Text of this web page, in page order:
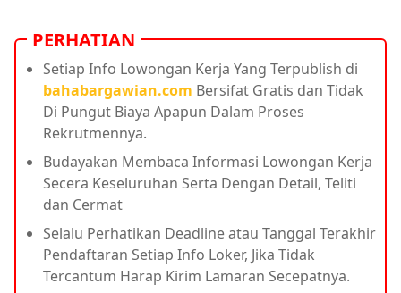
PERHATIAN
Setiap Info Lowongan Kerja Yang Terpublish di
bahabargawian.com Bersifat Gratis dan Tidak
Di Pungut Biaya Apapun Dalam Proses
Rekrutmennya.
Budayakan Membaca Informasi Lowongan Kerja
Secera Keseluruhan Serta Dengan Detail, Teliti
dan Cermat
Selalu Perhatikan Deadline atau Tanggal Terakhir
Pendaftaran Setiap Info Loker, Jika Tidak
Tercantum Harap Kirim Lamaran Secepatnya.